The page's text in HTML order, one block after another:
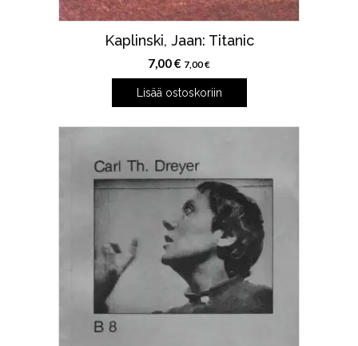
Kaplinski, Jaan: Titanic
7,00€ 7,00€
Lisää ostoskoriin